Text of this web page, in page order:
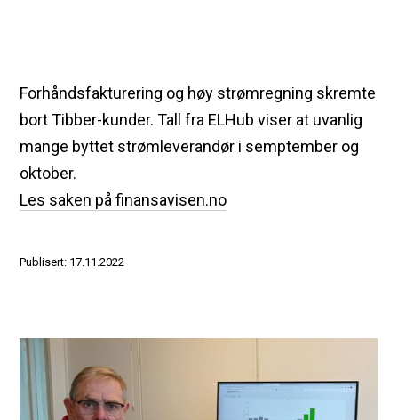
Forhåndsfakturering og høy strømregning skremte
bort Tibber-kunder. Tall fra ELHub viser at uvanlig
mange byttet strømleverandør i semptember og
oktober.
Les saken på finansavisen.no
Publisert: 17.11.2022